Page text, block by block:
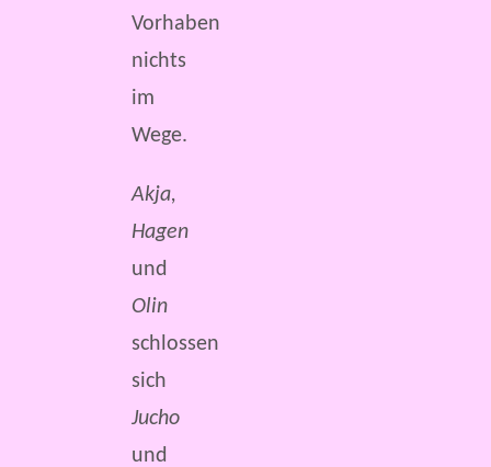
Vorhaben
nichts
im
Wege.
Akja,
Hagen
und
Olin
schlossen
sich
Jucho
und